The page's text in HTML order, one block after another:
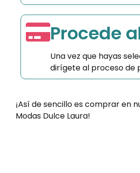
Procede
Una vez que hayas
dirígete al proceso de
¡Así de sencillo es comprar en
Modas Dulce Laura!